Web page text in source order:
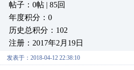
帖子：0帖 | 85回
年度积分：0
历史总积分：102
注册：2017年2月19日
发表于：2018-04-12 22:38:10